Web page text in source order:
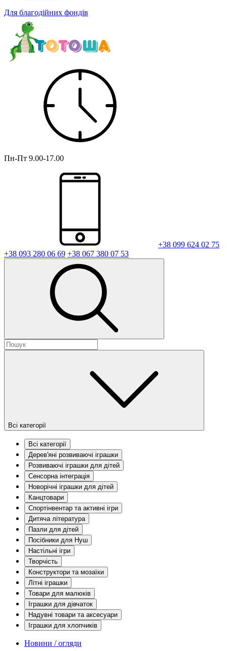
Для благодійних фондів
Пн-Пт 9.00-17.00
+38 099 624 02 75
+38 093 280 06 69 +38 067 380 07 53
Всі категорії
Всі категорії
Дерев'яні розвиваючі іграшки
Розвиваючі іграшки для дітей
Сенсорна інтеграція
Новорічні іграшки для дітей
Канцтовари
Спортінвентар та активні ігри
Дитяча література
Пазли для дітей
Посібники для Нуш
Настільні ігри
Творчість
Конструктори та мозаїки
Літні іграшки
Товари для малюків
Іграшки для дівчаток
Надувні товари та аксесуари
Іграшки для хлопчиків
Новини / огляди